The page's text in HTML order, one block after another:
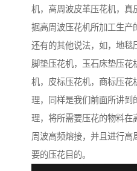
机，高周波皮革压花机，真
据高周波压花机所加工生产
还有的其他说法，如，地毯
脚垫压花机，玉石床垫压花
机，皮标压花机，商标压花
理，同样是我们前面所讲到
理，将所需要压花的物料在
周波高频熔接，并且进行高
要的压花目的。